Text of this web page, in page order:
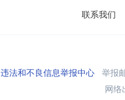
联系我们
违法和不良信息举报中心举报
网